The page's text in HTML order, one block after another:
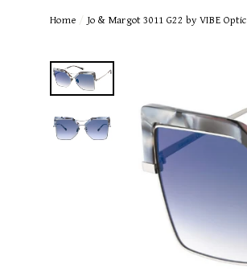
Home / Jo & Margot 3011 G22 by VIBE Optic